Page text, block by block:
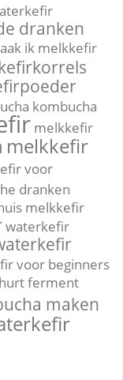
dranken
ik melkkefir
kombucha
melkkefir
melkkefir
voor
dranken
melkkefir
waterkefir
voor beginners
ferment
maken